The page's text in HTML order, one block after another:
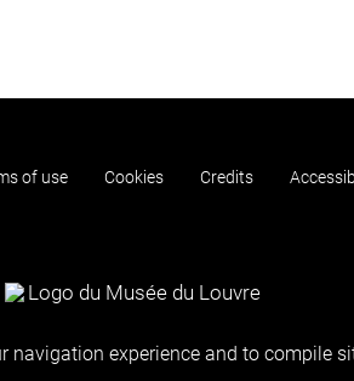
of use Cookies Credits
navigation experience and to compile